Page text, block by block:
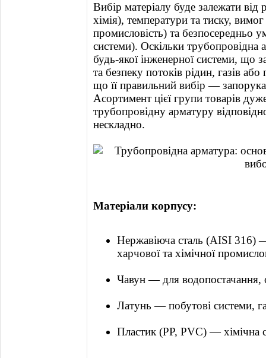
Вибір матеріалу буде залежати
хімія), температури та тиску,
промисловість) та безпосередньо
системи). Оскільки
будь-якої інженерної системи, що
та безпеку потоків рідин, газів
що її правильний вибір —
Асортимент цієї групи товарів
трубопровідну арматуру
нескладно.
Матеріали корпусу:
Нержавіюча сталь (AISI 316)
харчової та хімічної
Чавун — для водопостачання,
Латунь — побутові системи,
Пластик (PP, PVC) — хімічна